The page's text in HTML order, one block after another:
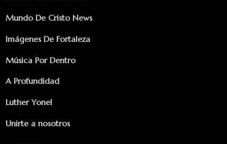
Mundo De Cristo News
Imágenes De Fortaleza
Música Por Dentro
A Profundidad
Luther Yonel
Unirte a nosotros